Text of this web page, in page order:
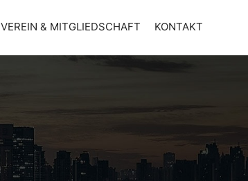
VEREIN & MITGLIEDSCHAFT KONTAKT